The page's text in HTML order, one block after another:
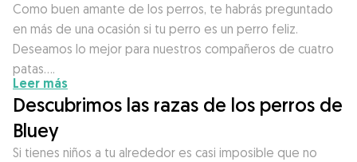
Como buen amante de los perros, te habrás preguntado
en más de una ocasión si tu perro es un perro feliz.
Deseamos lo mejor para nuestros compañeros de cuatro
patas….
Leer más
Descubrimos las razas de los perros de
Bluey
Si tienes niños a tu alrededor es casi imposible que no